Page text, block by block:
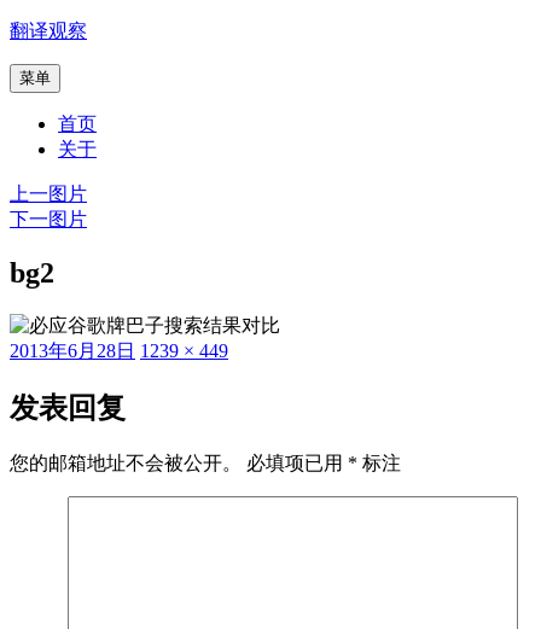
跳
内
翻译观察
菜单
首页
关于
上一图片
下一图片
bg2
发
于
2013年6月28日 原
1239 × 449
发表回复
您的邮箱地址不会被公开。 必填项已用 * 标注